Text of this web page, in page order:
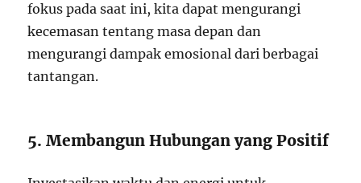
fokus pada saat ini, kita dapat mengurangi
kecemasan tentang masa depan dan
mengurangi dampak emosional dari berbagai
tantangan.
5. Membangun Hubungan yang Positif